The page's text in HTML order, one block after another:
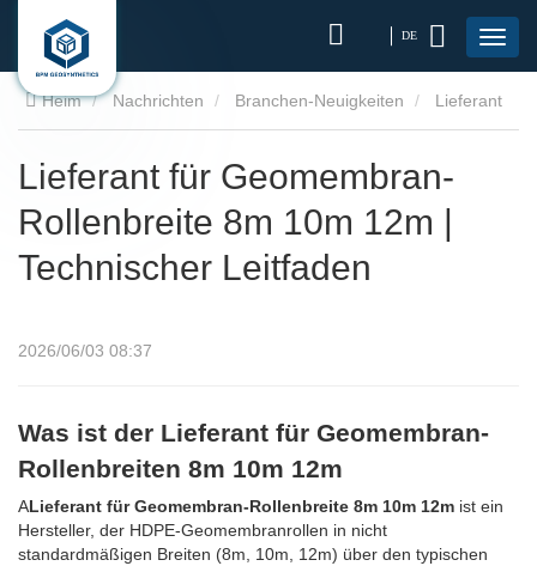
DE
Heim Nachrichten Branchen-Neuigkeiten
Leitfaden
Lieferant für Geomembran-
Rollenbreite 8m 10m 12m |
Technischer Leitfaden
2026/06/03 08:37
Was ist der Lieferant für Geomembran-
Rollenbreiten 8m 10m 12m
ALieferant für Geomembran-Rollenbreite 8m 10m 12m ist ein
Hersteller, der HDPE-Geomembranrollen in nicht
standardmäßigen Breiten (8m, 10m, 12m) über den typischen